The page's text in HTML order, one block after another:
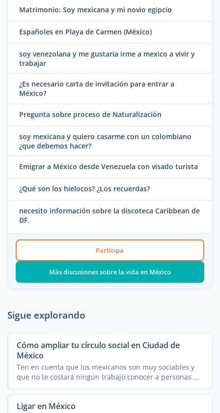
Matrimonio: Soy mexicana y mi novio egipcio
Españoles en Playa de Carmen (México)
soy venezolana y me gustaria irme a mexico a vivir y
trabajar
¿Es necesario carta de invitación para entrar a
México?
Pregunta sobre proceso de Naturalización
soy mexicana y quiero casarme con un colombiano
¿que debemos hacer?
Emigrar a México desde Venezuela con visado turista
¿Qué son los hielocos? ¿Los recuerdas?
necesito información sobre la discoteca Caribbean de
DF.
Participa
Más discusiones sobre la vida en México
Sigue explorando
Cómo ampliar tu círculo social en Ciudad de
México
Ten en cuenta que los mexicanos son muy sociables y
que no te costará ningún trabajo conocer a personas ...
Ligar en México